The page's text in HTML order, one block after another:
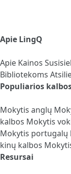
Apie LingQ
Apie Kainos
Bibliotekoms
Populiarios
Mokytis anglų
kalbos Mokytis
Mokytis portugalų
kinų kalbos
Resursai